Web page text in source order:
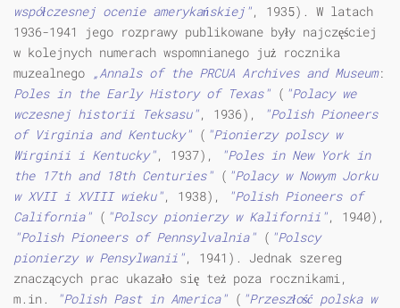
współczesnej ocenie amerykańskiej", 1935). W latach
1936-1941 jego rozprawy publikowane były najczęściej
w kolejnych numerach wspomnianego już rocznika
muzealnego „Annals of the PRCUA Archives and Museum:
Poles in the Early History of Texas" ( "Polacy we
wczesnej historii Teksasu", 1936),
"Polish Pioneers
of Virginia and Kentucky" ( "Pionierzy polscy w
Wirginii i Kentucky", 1937),
"Poles in New York in
the 17th and 18th Centuries" ( "Polacy w Nowym Jorku
w XVII i XVIII wieku", 1938),
"Polish Pioneers of
California" ( "Polscy pionierzy w Kalifornii", 1940),
"Polish Pioneers of Pennsylvalnia" ( "Polscy
pionierzy w Pensylwanii", 1941). Jednak szereg
znaczących prac ukazało się też poza rocznikami,
m.in.
"Polish Past in America" ( "Przeszłość polska w